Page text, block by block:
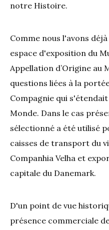
notre Histoire.
Comme nous l'avons
espace d'exposition du
Appellation d’Origine au
questions liées à la
Compagnie qui
Monde. Dans le cas
sélectionné a été utilisé
caisses de transport du
Companhia Velha et
capitale du Danemark.
D'un point de vue
présence commerciale